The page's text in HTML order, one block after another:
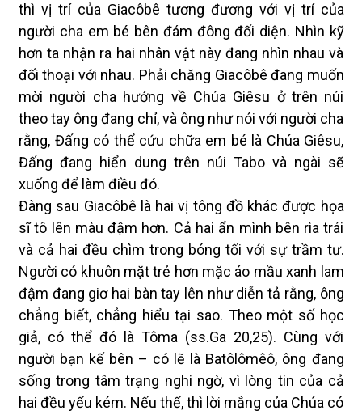
thì vị trí của Giacôbê tương đương với vị trí của
người cha em bé bên đám đông đối diện. Nhìn kỹ
hơn ta nhận ra hai nhân vật này đang nhìn nhau và
đối thoại với nhau. Phải chăng Giacôbê đang muốn
mời người cha hướng về Chúa Giêsu ở trên núi
theo tay ông đang chỉ, và ông như nói với người cha
rằng, Đấng có thể cứu chữa em bé là Chúa Giêsu,
Đấng đang hiển dung trên núi Tabo và ngài sẽ
xuống để làm điều đó.
Đàng sau Giacôbê là hai vị tông đồ khác được họa
sĩ tô lên màu đậm hơn. Cả hai ẩn mình bên rìa trái
và cả hai đều chìm trong bóng tối với sự trầm tư.
Người có khuôn mặt trẻ hơn mặc áo mầu xanh lam
đậm đang giơ hai bàn tay lên như diễn tả rằng, ông
chẳng biết, chẳng hiểu tại sao. Theo một số học
giả, có thể đó là Tôma (ss.Ga 20,25). Cùng với
người bạn kế bên – có lẽ là Batôlômêô, ông đang
sống trong tâm trạng nghi ngờ, vì lòng tin của cả
hai đều yếu kém. Nếu thế, thì lời mắng của Chúa có